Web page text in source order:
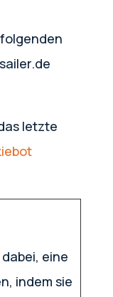
letzte
eine
indem sie